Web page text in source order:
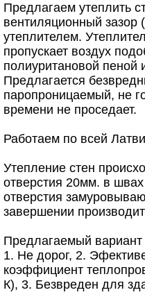
Предлагаем утеплить
вентиляционный
утеплителем.
пропускает воздух
полиуритановой пеной
Предлагается
паропроницаемый, не
времени не проседает.
Работаем по всей
Утепление стен
отверстия 20мм. в
отверстия
завершении
Предлагаемый
1. Не дорог, 2.
коэффициент
К), 3. Безвреден для